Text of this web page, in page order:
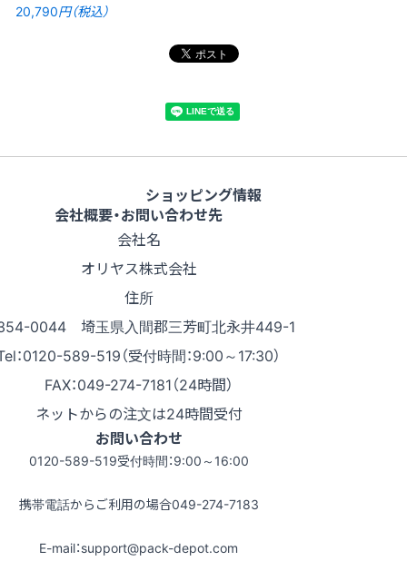
20,790円（税込）
ショッピング情報
会社概要・お問い合わせ先
会社名
オリヤス株式会社
住所
0044 埼玉県入間郡三芳町北永井449-1
：0120-589-519（受付時間：9:00～17:30）
FAX：049-274-7181（24時間）
ネットからの注文は24時間受付
お問い合わせ
0120-589-519受付時間：9:00～16:00
携帯電話からご利用の場合049-274-7183
E-mail：support@pack-depot.com